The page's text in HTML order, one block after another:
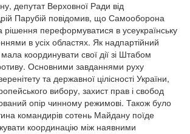
депутат Верховної Ради від
Парубій повідомив, що Самооборона
переформуватися в усеукраїнську
в усіх областях. Як надпартійний
координувати свої дії зі Штабом
Основними завданнями руху
та державної цілісності України,
вибору, захист прав і свобод
опір чинному режимові. Також було
командирів сотень Майдану поїде
координацію між наявними